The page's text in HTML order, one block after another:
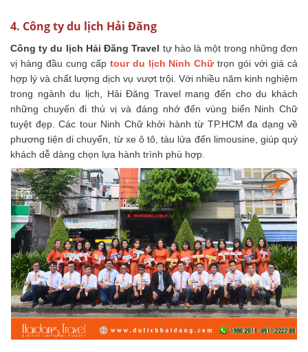
4. Công ty du lịch Hải Đăng
Công ty du lịch Hải Đăng Travel tự hào là một trong những đơn
vị hàng đầu cung cấptour du lịch Ninh Chữtrọn gói với giá cả
hợp lý và chất lượng dịch vụ vượt trội. Với nhiều năm kinh nghiệm
trong ngành du lịch, Hải Đăng Travel mang đến cho du khách
những chuyến đi thú vị và đáng nhớ đến vùng biển Ninh Chữ
tuyệt đẹp. Các tour Ninh Chữ khởi hành từ TP.HCM đa dạng về
phương tiện di chuyển, từ xe ô tô, tàu lửa đến limousine, giúp quý
khách dễ dàng chọn lựa hành trình phù hợp.